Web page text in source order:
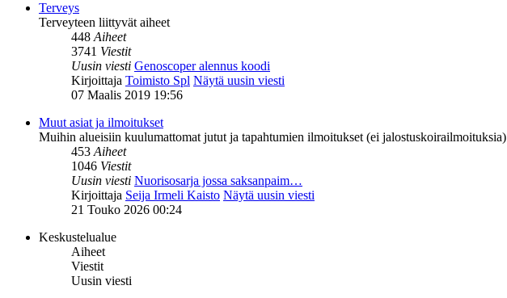
Terveys
Terveyteen liittyvät aiheet
448Aiheet
3741 Viestit
Uusin viesti Genoscoper alennus koodi
Kirjoittaja Toimisto Spl Näytä uusin viesti
07 Maalis 2019 19:56
Muut asiat ja ilmoitukset
Muihin alueisiin kuulumattomat jutut ja tapahtumien ilmoitukset (ei jalostuskoirailmoituksia)
453Aiheet
1046 Viestit
Uusin viesti Nuorisosarja jossa saksanpaim…
Kirjoittaja Seija Irmeli Kaisto Näytä uusin viesti
21 Touko 2026 00:24
Keskustelualue
Aiheet
Viestit
Uusin viesti